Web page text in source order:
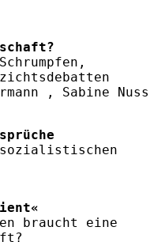
, Sabine Nuss
sozialistischen
braucht eine